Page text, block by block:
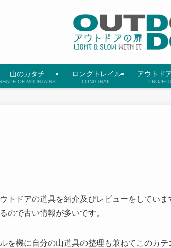
山のカタチ
OF MOUNTAINS
ロングトレイル
LONGTRAIL
アウトド
トドアの道具を紹介及びレビューをしてい
ので古い情報が多いです。
を機に自分の山道具の整理も兼ねてこのカ